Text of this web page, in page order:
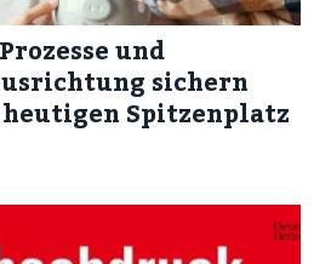
und
sichern
heutigen Spitzenplatz